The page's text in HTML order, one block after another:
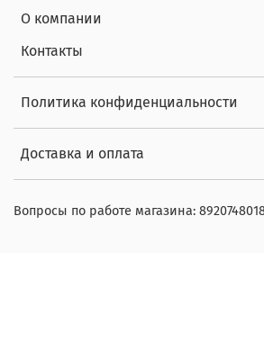
О компании
Контакты
Политика конфиденциальности
Доставка и оплата
Вопросы по работе магазина: